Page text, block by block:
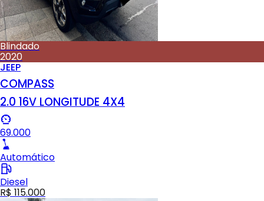
Blindado
2020
JEEP
COMPASS
2.0 16V LONGITUDE 4X4
69.000
Automático
Diesel
R$ 115.000